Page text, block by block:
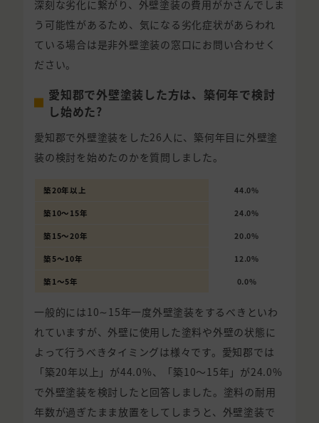
深刻な劣化に繋がり、外壁塗装の費用がかさんでしま
う可能性があるため、気になる劣化症状があらわれ
ている場合は是非外壁塗装の窓口にお問い合わせく
ださい。
愛知郡で外壁塗装した方は、築何年で検討
し始めた?
愛知郡で外壁塗装をした26人に、築何年目に外壁塗
装の検討を始めたのかを質問しました。
築20年以上 44.0%
築10〜15年 24.0%
築15〜20年 20.0%
築5〜10年 12.0%
築1〜5年 0.0%
一般的には10∼15年一度外壁塗装をするべきといわ
れていますが、外壁に使用した塗料や外壁の状態に
よって行うべきタイミングは様々です。愛知郡では
「築20年以上」が44.0%、「築10〜15年」が24.0%
で外壁塗装を検討したと回答しました。塗料の耐用
年数が過ぎたまま放置をしてしまうと、外壁塗装で